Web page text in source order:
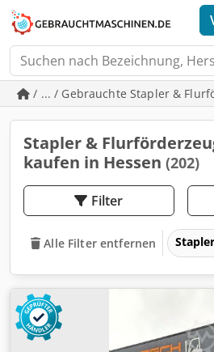
/ ... / Gebrauchte Stapler &
Stapler &
kaufen in Hessen (202)
Filter
Alle Filter entfernen